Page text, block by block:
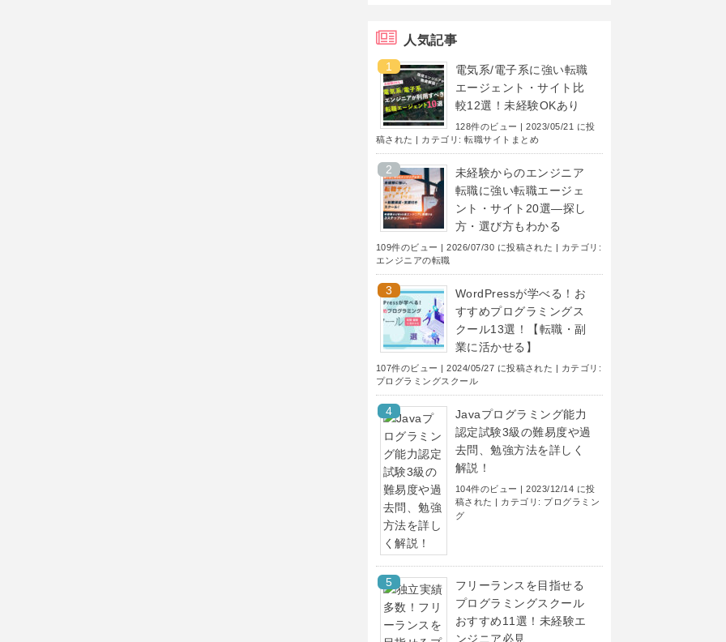
人気記事
電気系/電子系に強い転職
エージェント・サイト比
較12選！未経験OKあり
128件のビュー |2023/05/21 に投
稿された | カテゴリ:転職サイトまとめ
未経験からのエンジニア
転職に強い転職エージェ
ント・サイト20選―探し
方・選び方もわかる
109件のビュー |2026/07/30 に投稿された | カテゴリ:
エンジニアの転職
WordPressが学べる！お
すすめプログラミングス
クール13選！【転職・副
業に活かせる】
107件のビュー |2024/05/27 に投稿された | カテゴリ:
プログラミングスクール
Javaプログラミング能力
認定試験3級の難易度や過
去問、勉強方法を詳しく
解説！
104件のビュー |2023/12/14 に投
稿された | カテゴリ: プログラミン
グ
フリーランスを目指せる
プログラミングスクール
おすすめ11選！未経験エ
ンジニア必見